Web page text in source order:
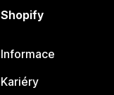
Shopify
Informace
Kariéry